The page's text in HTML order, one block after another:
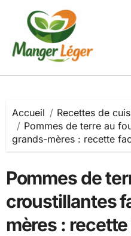
contenu
Accueil
Recettes de
Pommes de terre au
grands-mères : recette
Pommes de
croustillantes
mères :